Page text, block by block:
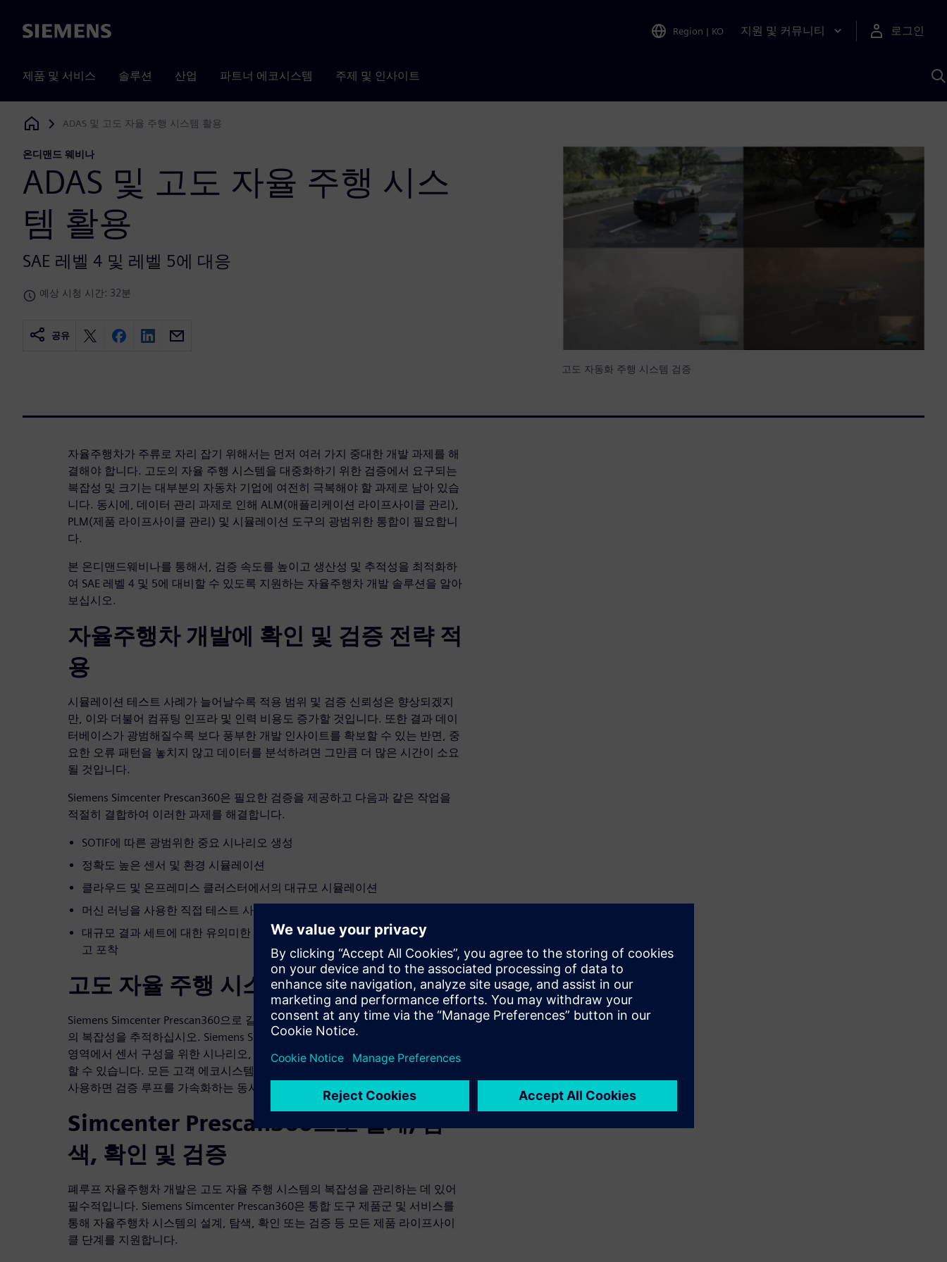
Siemens Region | KO 지원 및 커뮤니티 로그인
제품 및 서비스 솔루션 산업 파트너 에코시스템 주제 및 인사이트
Siemens Digital Industries Software
ADAS 및 고도 자율 주행 시스템 활용
온디맨드 웨비나
ADAS 및 고도 자율 주행 시스
템 활용
SAE 레벨 4 및 레벨 5에 대응
예상 시청 시간: 32분
공유
고도 자동화 주행 시스템 검증
자율주행차가 주류로 자리 잡기 위해서는 먼저 여러 가지 중대한 개발 과제를 해
결해야 합니다. 고도의 자율 주행 시스템을 대중화하기 위한 검증에서 요구되는
복잡성 및 크기는 대부분의 자동차 기업에 여전히 극복해야 할 과제로 남아 있습
니다. 동시에, 데이터 관리 과제로 인해 ALM(애플리케이션 라이프사이클 관리),
PLM(제품 라이프사이클 관리) 및 시뮬레이션 도구의 광범위한 통합이 필요합니
다.
본 온디맨드웨비나를 통해서, 검증 속도를 높이고 생산성 및 추적성을 최적화하
여 SAE 레벨 4 및 5에 대비할 수 있도록 지원하는 자율주행차 개발 솔루션을 알아
보십시오.
자율주행차 개발에 확인 및 검증 전략 적
용
시뮬레이션 테스트 사례가 늘어날수록 적용 범위 및 검증 신뢰성은 향상되겠지
만, 이와 더불어 컴퓨팅 인프라 및 인력 비용도 증가할 것입니다. 또한 결과 데이
터베이스가 광범해질수록 보다 풍부한 개발 인사이트를 확보할 수 있는 반면, 중
요한 오류 패턴을 놓치지 않고 데이터를 분석하려면 그만큼 더 많은 시간이 소요
될 것입니다.
Siemens Simcenter Prescan360은 필요한 검증을 제공하고 다음과 같은 작업을
적절히 결합하여 이러한 과제를 해결합니다.
SOTIF에 따른 광범위한 중요 시나리오 생성
정확도 높은 센서 및 환경 시뮬레이션
클라우드 및 온프레미스 클러스터에서의 대규모 시뮬레이션
머신 러닝을 사용한 직접 테스트 사례 샘플링
대규모 결과 세트에 대한 유의미한 표현을 제공하여 중요한 장애를 놓치지 않
고 포착
고도 자율 주행 시스템의 복잡성 관리
Siemens Simcenter Prescan360으로 갈수록 증가하는 ADAS 및 자율 주행 시스템
의 복잡성을 추적하십시오. Siemens Simcenter Prescan360을 사용하면 유용성
영역에서 센서 구성을 위한 시나리오, 액터 및 환경을 작성하고 가져오거나 생성
할 수 있습니다. 모든 고객 에코시스템에서 도구를 포함한 자동화된 프로세스를
사용하면 검증 루프를 가속화하는 동시에 실수 및 재작업을 피할 수 있습니다.
Simcenter Prescan360으로 설계, 탐
색, 확인 및 검증
폐루프 자율주행차 개발은 고도 자율 주행 시스템의 복잡성을 관리하는 데 있어
필수적입니다. Siemens Simcenter Prescan360은 통합 도구 제품군 및 서비스를
통해 자율주행차 시스템의 설계, 탐색, 확인 또는 검증 등 모든 제품 라이프사이
클 단계를 지원합니다.